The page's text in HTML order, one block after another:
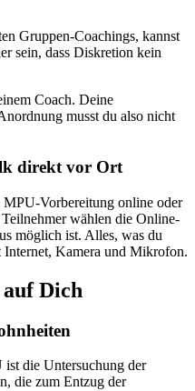
Gruppen-Coachings, kannst
sein, dass Diskretion kein
Coach. Deine
musst du also nicht
direkt vor Ort
MPU-Vorbereitung online oder
wählen die Online-
möglich ist. Alles, was du
Kamera und Mikrofon.
Dich
die Untersuchung der
die zum Entzug der